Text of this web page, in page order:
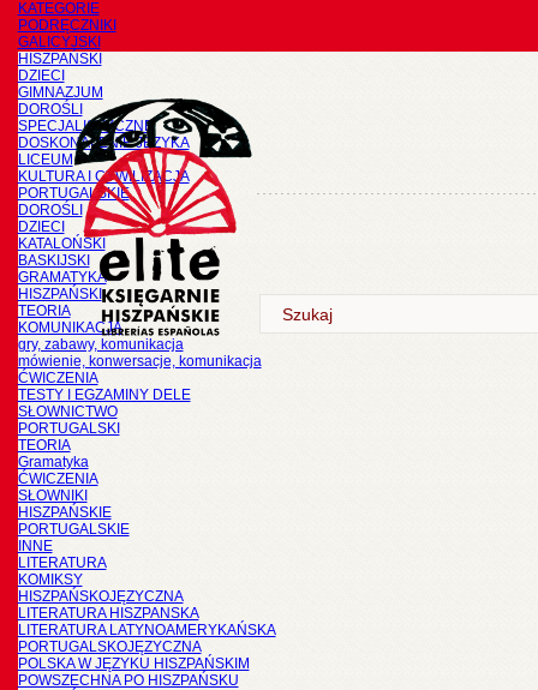
KATEGORIE
PODRĘCZNIKI
GALICYJSKI
HISZPAŃSKI
DZIECI
GIMNAZJUM
DOROŚLI
SPECJALISTYCZNE
DOSKONALENIE JĘZYKA
LICEUM
KULTURA I CYWILIZACJA
PORTUGALSKIE
DOROŚLI
DZIECI
KATALOŃSKI
BASKIJSKI
GRAMATYKA
HISZPAŃSKI
TEORIA
KOMUNIKACJA
gry, zabawy, komunikacja
mówienie, konwersacje, komunikacja
ĆWICZENIA
TESTY I EGZAMINY DELE
SŁOWNICTWO
PORTUGALSKI
TEORIA
Gramatyka
ĆWICZENIA
SŁOWNIKI
HISZPAŃSKIE
PORTUGALSKIE
INNE
LITERATURA
KOMIKSY
HISZPAŃSKOJĘZYCZNA
LITERATURA HISZPANSKA
LITERATURA LATYNOAMERYKAŃSKA
PORTUGALSKOJĘZYCZNA
POLSKA W JĘZYKU HISZPAŃSKIM
POWSZECHNA PO HISZPAŃSKU